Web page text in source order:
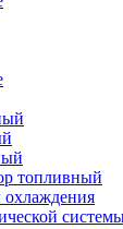
топливный